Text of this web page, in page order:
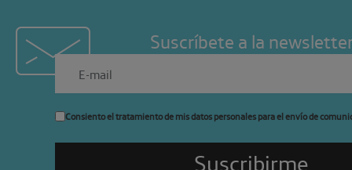
Suscríbete a la
Consiento el tratamiento de mis datos personales para el envío de